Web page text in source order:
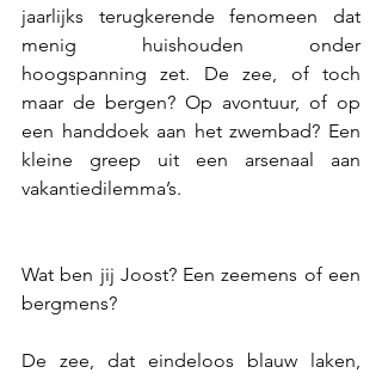
jaarlijks terugkerende fenomeen dat
menig huishouden onder
hoogspanning zet. De zee, of toch
maar de bergen? Op avontuur, of op
een handdoek aan het zwembad? Een
kleine greep uit een arsenaal aan
vakantiedilemma’s.
Wat ben jij Joost? Een zeemens of een
bergmens?
De zee, dat eindeloos blauw laken,